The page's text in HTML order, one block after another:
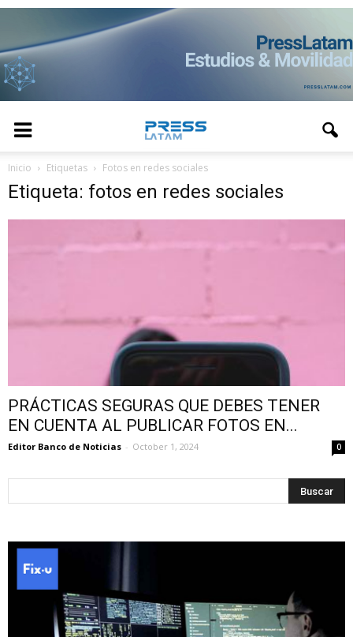
Inicio Etiquetas Fotos en redes sociales
Etiqueta: fotos en redes sociales
PRÁCTICAS SEGURAS QUE DEBES TENER
EN CUENTA AL PUBLICAR FOTOS EN...
Editor Banco de Noticias - October 1, 2024 0